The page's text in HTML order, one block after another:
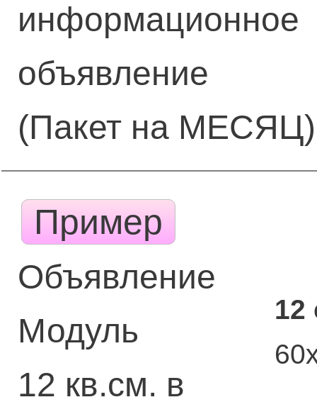
информационное
объявление
(Пакет на МЕСЯЦ)
Пример
Объявление
Модуль
12 кв.см. в
12